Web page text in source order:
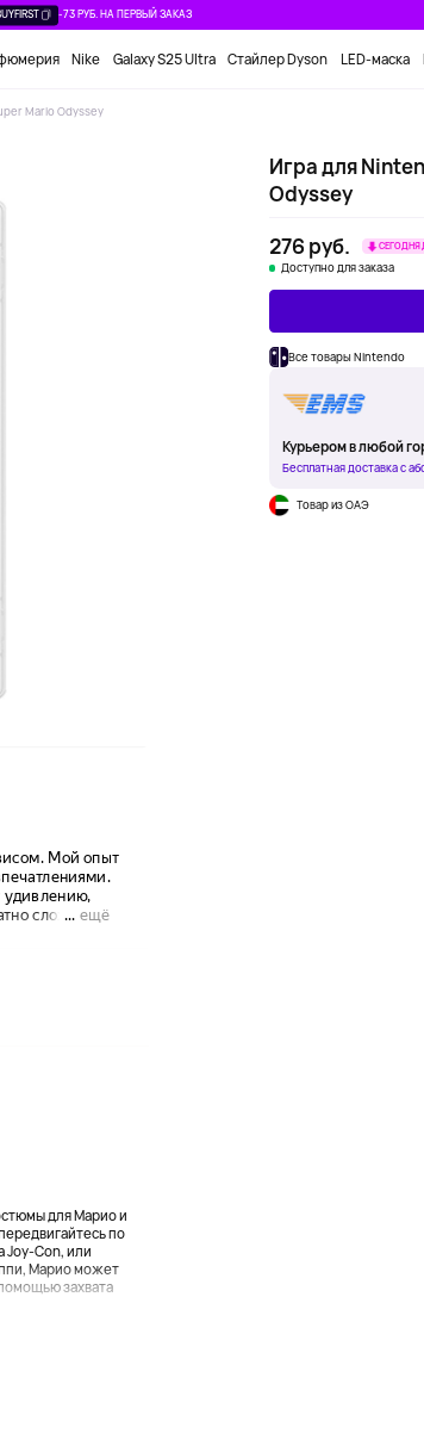
-73 РУБ. НА ПЕРВЫЙ ЗАКАЗ
Nike Galaxy S25 Ultra Стайлер Dyson LED-маска
Mario Odyssey
Игра для
Odyssey
276 руб.
СЕГОДНЯ
Доступно для заказа
Все товары Nintendo
Курьером в любой
Бесплатная доставка с
Товар из ОАЭ
для Марио и
по
Joy-Con, или
Марио может
захвата